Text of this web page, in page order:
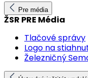
Pre média
ŽSR PRE Média
Tlačové správy
Logo na
Železničný